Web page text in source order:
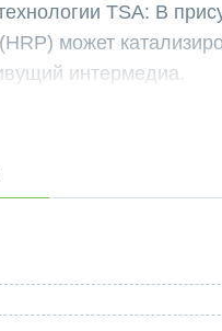
TSA: В
может
интермедиа.
для получения
две или более
образце, что